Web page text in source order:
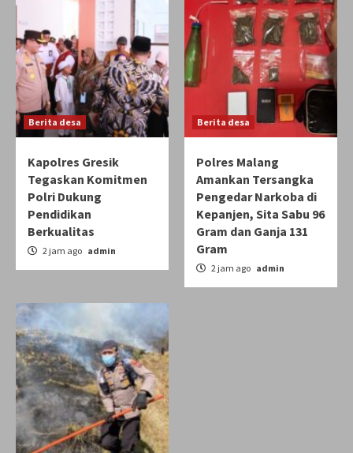
Berita desa
Kapolres Gresik
Tegaskan Komitmen
Polri Dukung
Pendidikan
Berkualitas
2 jam ago admin
Berita desa
Polres Malang
Amankan Tersangka
Pengedar Narkoba di
Kepanjen, Sita Sabu 96
Gram dan Ganja 131
Gram
2 jam ago admin